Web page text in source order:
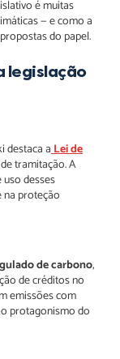
é muitas
— e como a
do papel.
legislação
destaca aLei de
tramitação. A
desses
proteção
de carbono,
de créditos no
emissões com
protagonismo do